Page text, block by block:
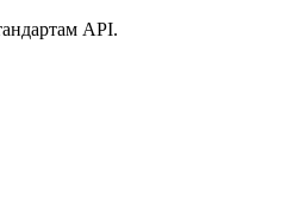
API.